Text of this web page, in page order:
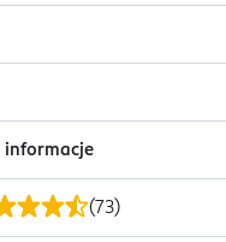
da Ci wszystko, czego
od eyelinera, a może i
głęboki czarny
wodoodporna
zapewni Ci
AQUA, ACRYLATES
ACRYLATES
ACRYLATE
informacje
I STOSOWANIE
( 73)